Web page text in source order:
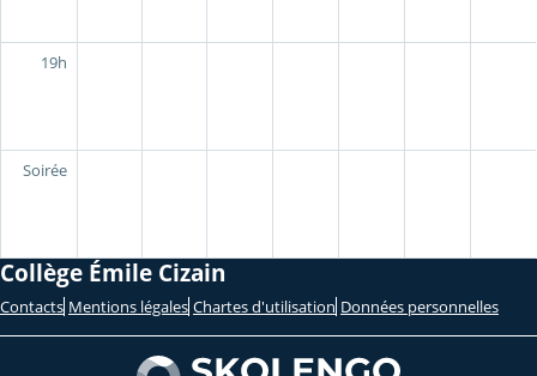
19h
Soirée
Collège Émile Cizain
Contacts Mentions légales Chartes d'utilisation Données personnelles